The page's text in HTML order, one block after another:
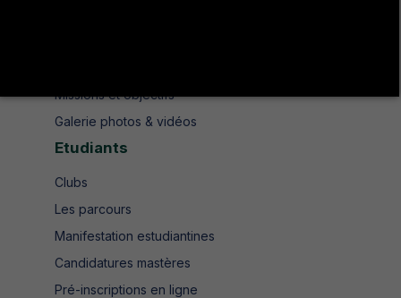
Missions et objectifs
Galerie photos & vidéos
Etudiants
Clubs
Les parcours
Manifestation estudiantines
Candidatures mastères
Pré-inscriptions en ligne